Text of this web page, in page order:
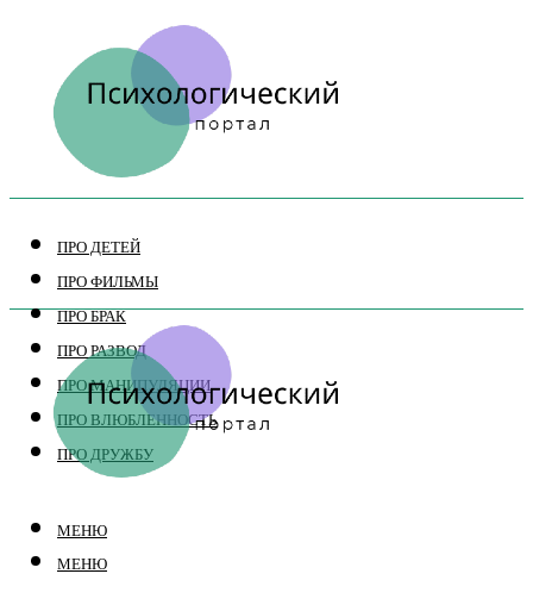
ПРО ДЕТЕЙ
ПРО ФИЛЬМЫ
ПРО БРАК
ПРО РАЗВОД
ПРО МАНИПУЛЯЦИИ
ПРО ВЛЮБЛЕННОСТЬ
ПРО ДРУЖБУ
МЕНЮ
МЕНЮ